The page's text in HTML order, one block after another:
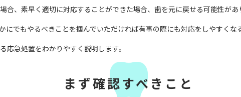
合、素早く適切に対応することができた場合、歯を元に戻せる可能性があ
にでもやるべきことを掴んでいただければ有事の際にも対応をしやすくな
応急処置をわかりやすく説明します。
まず確認すべきこと